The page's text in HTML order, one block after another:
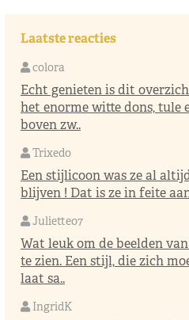
Laatste reacties
colora
Echt genieten is dit
het enorme witte dons, tule
boven zw..
Trixedo
Een stijlicoon was ze al
blijven ! Dat is ze in feite
Juliette07
Wat leuk om de beelden
te zien. Een stijl, die zich
laat sa..
IngridK